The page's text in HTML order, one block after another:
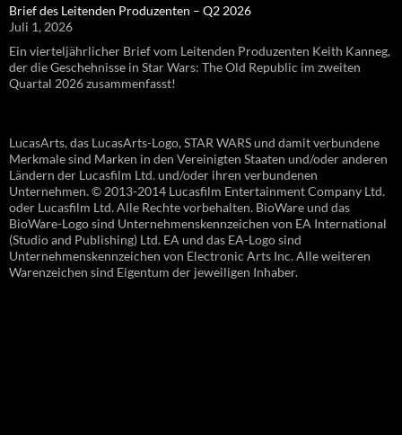
Brief des Leitenden Produzenten – Q2 2026
Juli 1, 2026
Ein vierteljährlicher Brief vom Leitenden Produzenten Keith Kanneg,
der die Geschehnisse in Star Wars: The Old Republic im zweiten
Quartal 2026 zusammenfasst!
LucasArts, das LucasArts-Logo, STAR WARS und damit verbundene
Merkmale sind Marken in den Vereinigten Staaten und/oder anderen
Ländern der Lucasfilm Ltd. und/oder ihren verbundenen
Unternehmen. © 2013-2014 Lucasfilm Entertainment Company Ltd.
oder Lucasfilm Ltd. Alle Rechte vorbehalten. BioWare und das
BioWare-Logo sind Unternehmenskennzeichen von EA International
(Studio and Publishing) Ltd. EA und das EA-Logo sind
Unternehmenskennzeichen von Electronic Arts Inc. Alle weiteren
Warenzeichen sind Eigentum der jeweiligen Inhaber.